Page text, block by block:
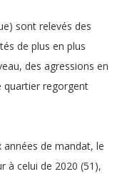
sont relevés des
de plus en plus
des agressions en
quartier regorgent
de mandat, le
à celui de 2020 (51),